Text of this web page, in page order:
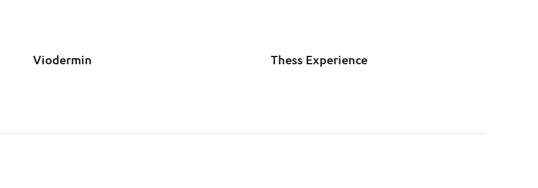
Viodermin Thess Experience